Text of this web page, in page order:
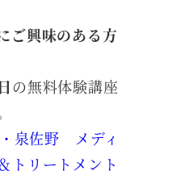
ご興味のある方
の無料体験講座
泉佐野 メディ
トリートメント